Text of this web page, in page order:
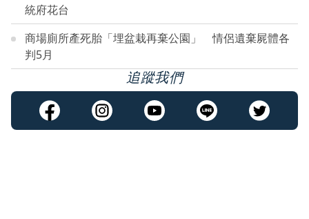
統府花台
商場廁所產死胎「埋盆栽再棄公園」 情侶遺棄屍體各
判5月
追蹤我們